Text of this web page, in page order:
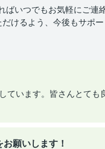
いつでもお気軽にご連
けるよう、今後もサポ
ています。皆さんとても
願いします！